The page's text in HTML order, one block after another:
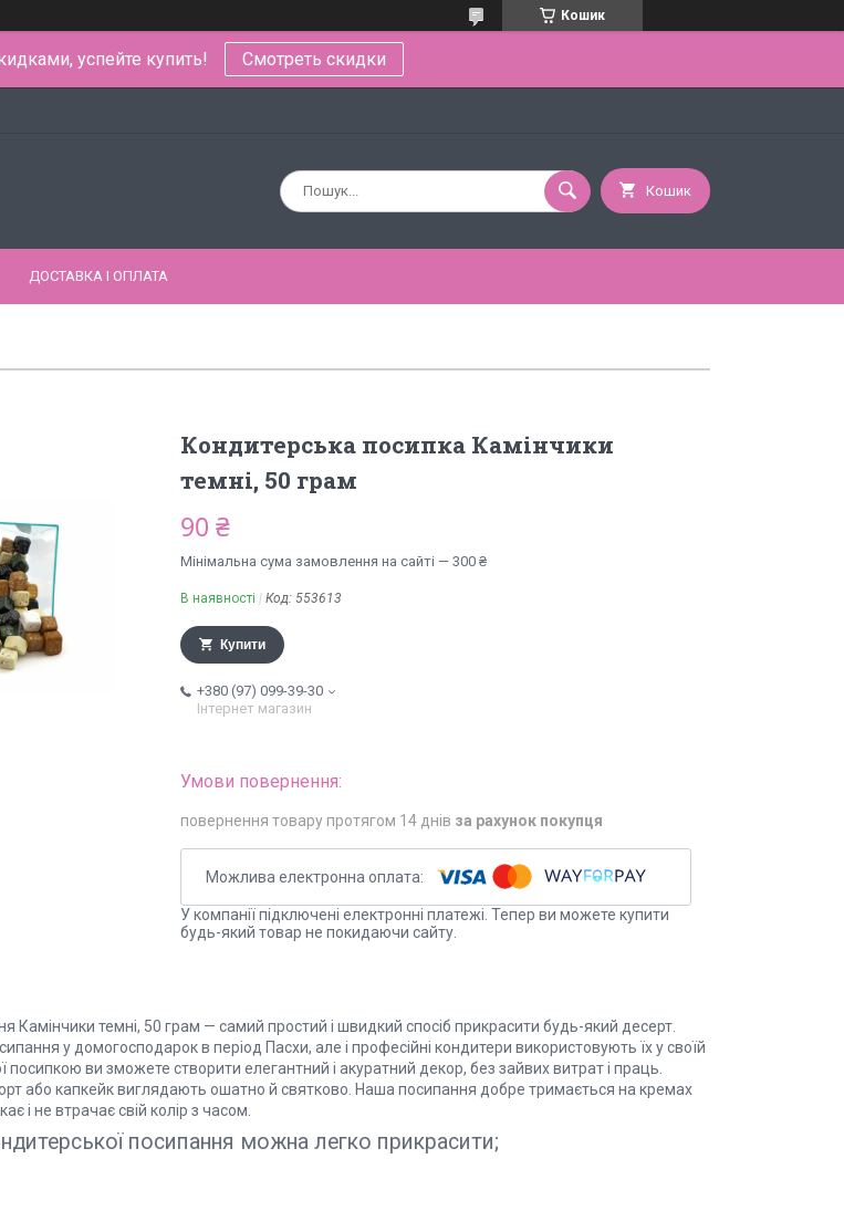
Кошик
успейте купить! Смотреть скидки
Кошик
ДОСТАВКА І ОПЛАТА
Кондитерська посипка Камінчики
темні, 50 грам
90 ₴
Мінімальна сума замовлення на сайті — 300 ₴
В наявності Код: 553613
Купити
+380 (97) 099-39-30
Інтернет магазин
повернення товару протягом 14 днів за рахунок покупця
У компанії підключені електронні платежі. Тепер ви можете купити
будь-який товар не покидаючи сайту.
Камінчики темні, 50 грам — самий простий і швидкий спосіб прикрасити будь-який десерт.
у домогосподарок в період Пасхи, але і професійні кондитери використовують їх у своїй
посипкою ви зможете створити елегантний і акуратний декор, без зайвих витрат і праць.
або капкейк виглядають ошатно й святково. Наша посипання добре тримається на кремах
і не втрачає свій колір з часом.
посипання можна легко прикрасити;